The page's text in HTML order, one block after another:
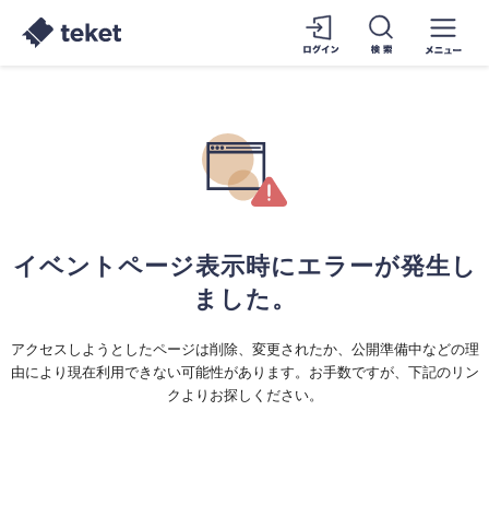
イベントページ表示時にエラーが発生し
ました。
アクセスしようとしたページは削除、変更されたか、公開準備中などの理
由により現在利用できない可能性があります。お手数ですが、下記のリン
クよりお探しください。